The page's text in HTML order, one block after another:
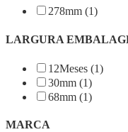
278mm (1)
LARGURA
12Meses (1)
30mm (1)
68mm (1)
MARCA